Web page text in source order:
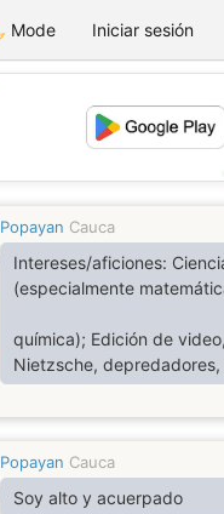
Mode Iniciar sesión
Popayan Cauca
Intereses/aficiones:
(especialmente
química); Edición de
Nietzsche,
venenosos, naturaleza,
creatividad, humor negro,
Música
Popayan Cauca
Soy alto y acuerpado